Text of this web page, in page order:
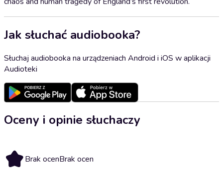
Jak słuchać audiobooka?
Słuchaj audiobooka na urządzeniach Android i iOS w aplikacji
Audioteki
Oceny i opinie słuchaczy
Brak ocenBrak ocen